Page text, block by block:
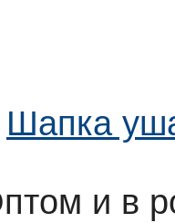
Шапка
и в